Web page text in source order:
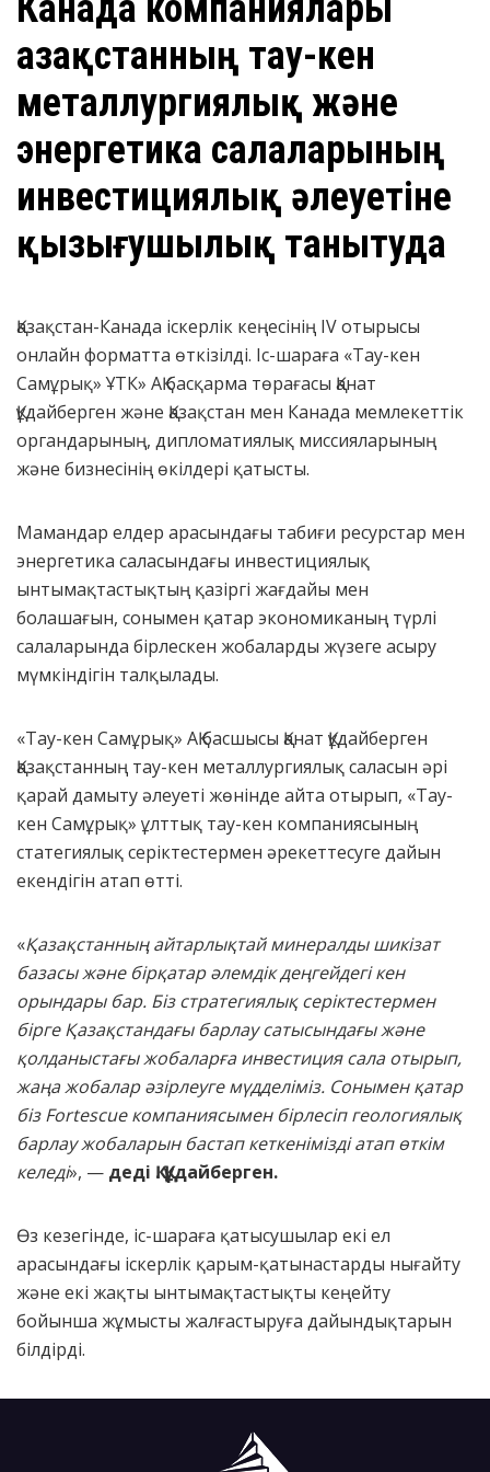
Қазақстанның тау-кен
металлургиялық және
энергетика салаларының
инвестициялық әлеуетіне
қызығушылық танытуда
Қазақстан-Канада іскерлік кеңесінің IV отырысы
онлайн форматта өткізілді. Іс-шараға «Тау-кен
Самұрық» ҰТК» АҚ басқарма төрағасы Қанат
Құдайберген және Қазақстан мен Канада мемлекеттік
органдарының, дипломатиялық миссияларының
және бизнесінің өкілдері қатысты.
Мамандар елдер арасындағы табиғи ресурстар мен
энергетика саласындағы инвестициялық
ынтымақтастықтың қазіргі жағдайы мен
болашағын, сонымен қатар экономиканың түрлі
салаларында бірлескен жобаларды жүзеге асыру
мүмкіндігін талқылады.
«Тау-кен Самұрық» АҚ басшысы Қанат Құдайберген
Қазақстанның тау-кен металлургиялық саласын әрі
қарай дамыту әлеуеті жөнінде айта отырып, «Тау-
кен Самұрық» ұлттық тау-кен компаниясының
статегиялық серіктестермен әрекеттесуге дайын
екендігін атап өтті.
«Қазақстанның айтарлықтай минералды шикізат
базасы және бірқатар әлемдік деңгейдегі кен
орындары бар. Біз стратегиялық серіктестермен
бірге Қазақстандағы барлау сатысындағы және
қолданыстағы жобаларға инвестиция сала отырып,
жаңа жобалар әзірлеуге мүдделіміз. Сонымен қатар
біз Fortescue компаниясымен бірлесіп геологиялық
барлау жобаларын бастап кеткенімізді атап өткім
келеді», — деді Қ. Құдайберген.
Өз кезегінде, іс-шараға қатысушылар екі ел
арасындағы іскерлік қарым-қатынастарды нығайту
және екі жақты ынтымақтастықты кеңейту
бойынша жұмысты жалғастыруға дайындықтарын
білдірді.